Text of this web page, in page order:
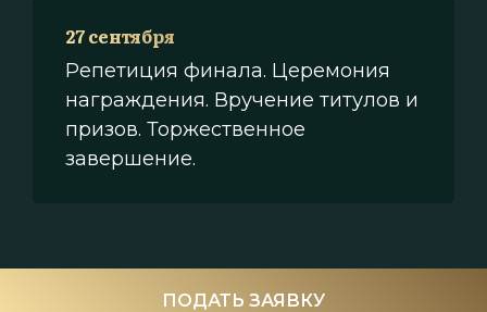
27 сентября
Репетиция финала. Церемония
награждения. Вручение титулов и
призов. Торжественное
завершение.
ПОДАТЬ ЗАЯВКУ